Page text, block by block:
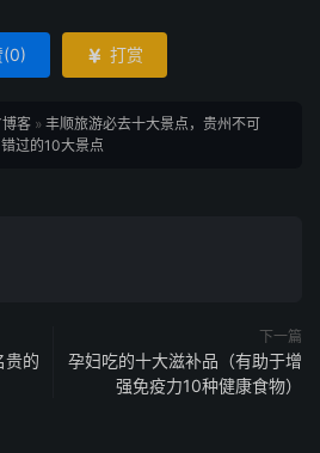
(0)  打赏
客» 丰顺旅游必去十大景点，贵州不可
错过的10大景点
贵的
下一篇
孕妇吃的十大滋补品（有助于增
强免疫力10种健康食物）